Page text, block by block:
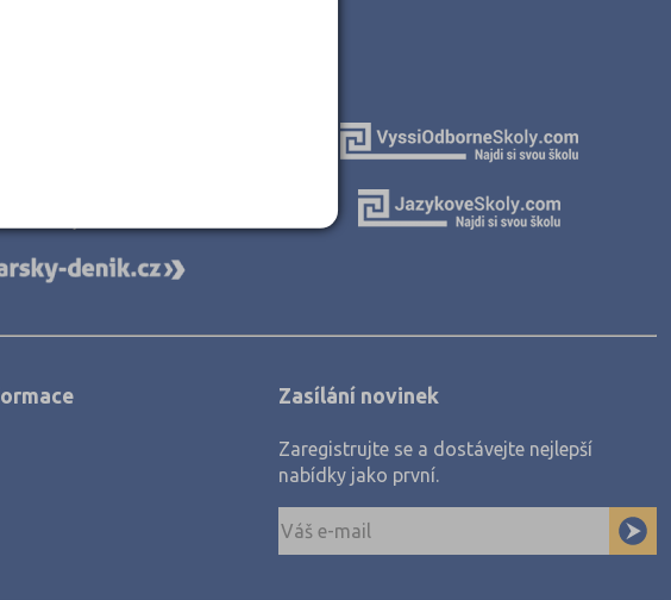
Zasílání novinek
Zaregistrujte se a dostávejte nejlepší
nabídky jako první.